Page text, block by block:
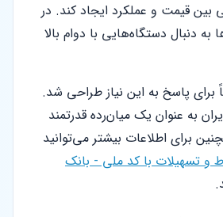
بین قیمت و عملکرد ایجاد کند. در
به دنبال دستگاه‌هایی با دوام بالا
۲۰۲۲ دقیقاً برای پاسخ به این نیاز طراحی شد.
به عنوان یک میان‌رده قدرتمند
برای اطلاعات بیشتر می‌توانید
و تسهیلات با کد ملی - بانک